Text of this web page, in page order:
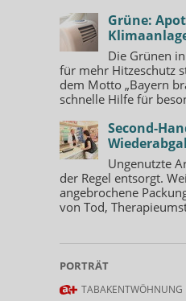
Grüne:
Die Grünen
für mehr Hitzeschutz
dem Motto „Bayern
schnelle Hilfe für
Second-
Ungenutzte
der Regel entsorgt.
angebrochene
von Tod,
PORTRÄT
TABAKENTWÖHNUNG